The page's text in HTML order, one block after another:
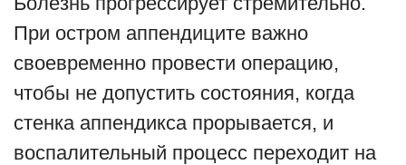
При остром аппендиците важно
своевременно провести операцию,
чтобы не допустить состояния, когда
стенка аппендикса прорывается, и
воспалительный процесс переходит на